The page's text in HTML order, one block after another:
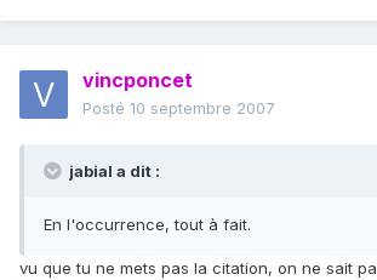
vincponcet
Posté 10 septembre 2007
jabial a dit :
En l'occurrence, tout à fait.
vu que tu ne mets pas la citation, on ne sait